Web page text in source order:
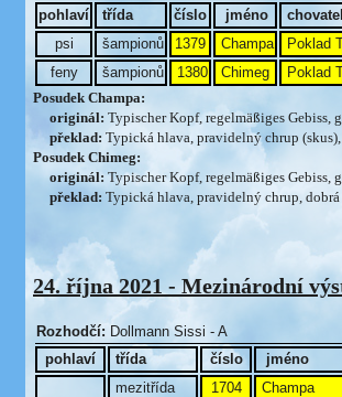
pohlaví
třída číslo jméno
psi
šampionů 1379 Champa
Poklad
feny
šampionů 1380 Chimeg
Poklad
Posudek Champa:
originál: Typischer Kopf, regelmäßiges Gebiss,
překlad: Typická hlava, pravidelný chrup
Posudek Chimeg:
originál: Typischer Kopf, regelmäßiges
překlad: Typická hlava, pravidelný chrup,
24. října 2021 - Mezinárodní
Rozhodčí: Dollmann Sissi - A
pohlaví
třída číslo jméno
mezitřída 1704
Champa